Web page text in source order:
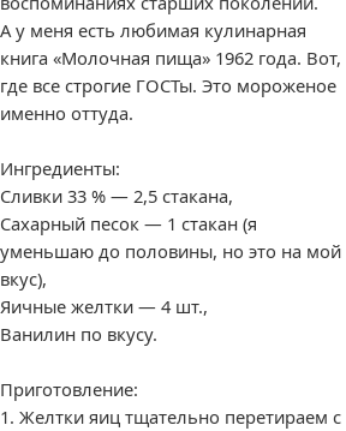
А у меня есть любимая кулинарная
книга «Молочная пища» 1962 года. Вот,
где все строгие ГОСТы. Это мороженое
именно оттуда.
Ингредиенты:
Сливки 33 % — 2,5 стакана,
Сахарный песок — 1 стакан (я
уменьшаю до половины, но это на мой
вкус),
Яичные желтки — 4 шт.,
Ванилин по вкусу.
Приготовление:
1. Желтки яиц тщательно перетираем с